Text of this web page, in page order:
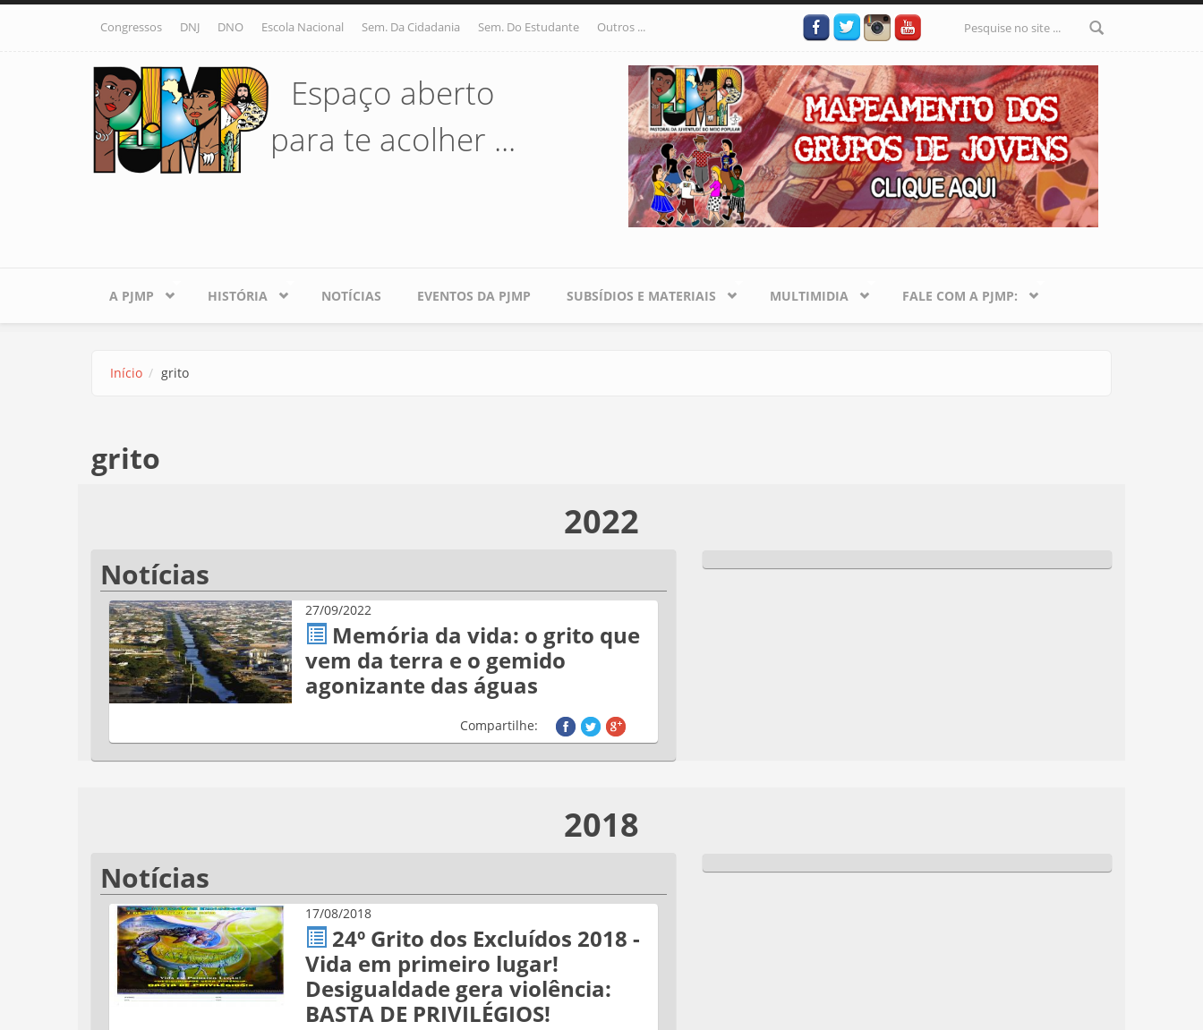
Pular para o conteúdo principal
Congressos DNJ DNO Escola Nacional Sem. Da Cidadania Sem. Do Estudante Outros ...
Formulário
de busca
Espaço aberto
para te acolher ...
A PJMP HISTÓRIA NOTÍCIAS EVENTOS DA PJMP SUBSÍDIOS E MATERIAIS MULTIMIDIA FALE COM A PJMP:
Início grito
grito
2022
Notícias
27/09/2022
Memória da vida: o grito que
vem da terra e o gemido
agonizante das águas
Compartilhe:
2018
Notícias
17/08/2018
24º Grito dos Excluídos 2018 -
Vida em primeiro lugar!
Desigualdade gera violência:
BASTA DE PRIVILÉGIOS!